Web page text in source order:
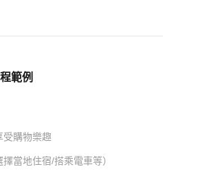
範例
受購物樂趣
當地住宿/搭乘電車等）